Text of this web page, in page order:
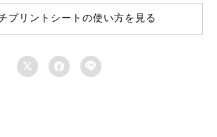
プリントシートの使い方を見る
  